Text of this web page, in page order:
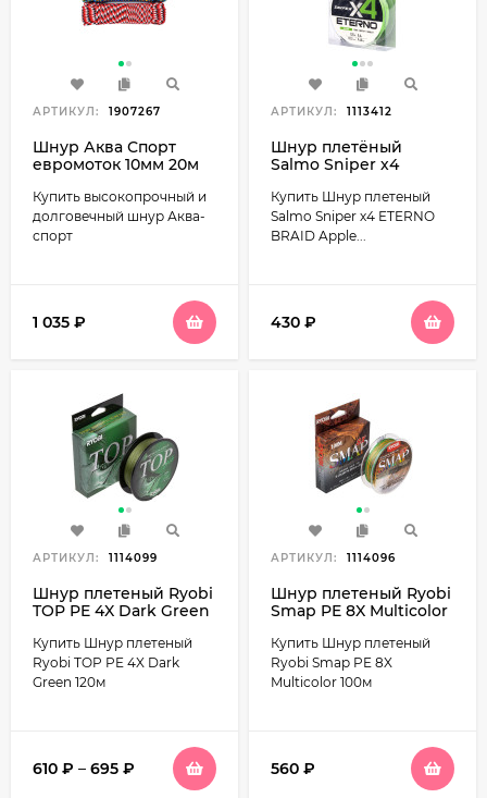
АРТИКУЛ: 1907267
Шнур Аква Спорт
евромоток 10мм 20м
Купить высокопрочный и
долговечный шнур Аква-
спорт
1 035 ₽
АРТИКУЛ: 1113412
Шнур плетёный
Salmo Sniper х4
Green 125м
Купить Шнур плетеный
Salmo Sniper х4 ETERNO
BRAID Apple...
430 ₽
АРТИКУЛ: 1114099
Шнур плетеный Ryobi
TOP PE 4X Dark Green
Купить Шнур плетеный
Ryobi TOP PE 4X Dark
Green 120м
610 ₽ – 695 ₽
АРТИКУЛ: 1114096
Шнур плетеный Ryobi
Smap PE 8X Multicolor
Купить Шнур плетеный
Ryobi Smap PE 8X
Multicolor 100м
560 ₽